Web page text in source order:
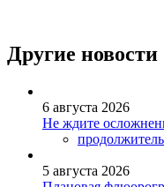
Другие новости
6 августа 2026
Не ждите
5 августа 2026